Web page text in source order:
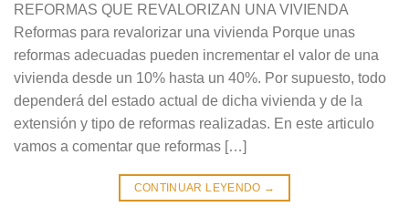
REFORMAS QUE REVALORIZAN UNA VIVIENDA
Reformas para revalorizar una vivienda Porque unas
reformas adecuadas pueden incrementar el valor de una
vivienda desde un 10% hasta un 40%. Por supuesto, todo
dependerá del estado actual de dicha vivienda y de la
extensión y tipo de reformas realizadas. En este articulo
vamos a comentar que reformas […]
CONTINUAR LEYENDO →